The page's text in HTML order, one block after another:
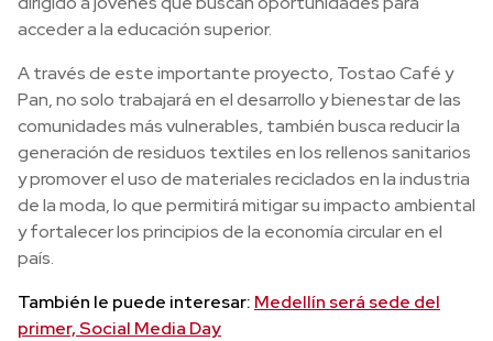
acceder a la educación superior.
A través de este importante proyecto, Tostao Café y
Pan, no solo trabajará en el desarrollo y bienestar de las
comunidades más vulnerables, también busca reducir la
generación de residuos textiles en los rellenos sanitarios
y promover el uso de materiales reciclados en la industria
de la moda, lo que permitirá mitigar su impacto ambiental
y fortalecer los principios de la economía circular en el
país.
También le puede interesar: Medellín será sede del
primer, Social Media Day